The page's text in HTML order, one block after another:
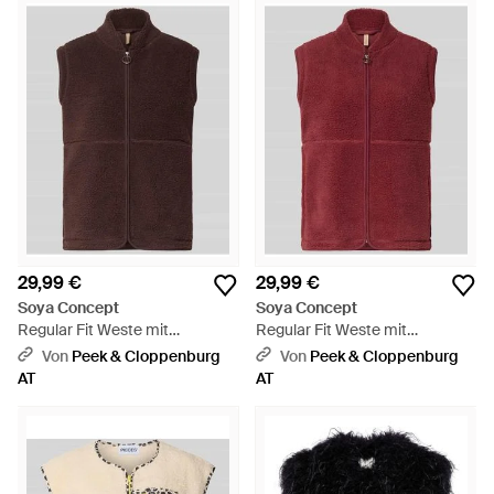
29,99 €
Soya Concept
Regular Fit Weste mit
Stehkragen Modell 'SC-ONYX
3' - Braun
Von Peek & Cloppenburg
AT
29,99 €
Soya Concept
Regular Fit Weste mit
Stehkragen Modell 'SC-ONYX
3' - Rot
Von Peek & Cloppenburg
AT